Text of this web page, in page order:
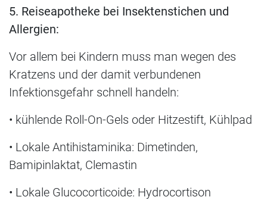
5. Reiseapotheke bei Insektenstichen und
Allergien:
Vor allem bei Kindern muss man wegen des
Kratzens und der damit verbundenen
Infektionsgefahr schnell handeln:
• kühlende Roll-On-Gels oder Hitzestift, Kühlpad
• Lokale Antihistaminika: Dimetinden,
Bamipinlaktat, Clemastin
• Lokale Glucocorticoide: Hydrocortison